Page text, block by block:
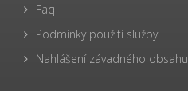
Faq
Podmínky použití služby
Nahlášení závadného obsahu